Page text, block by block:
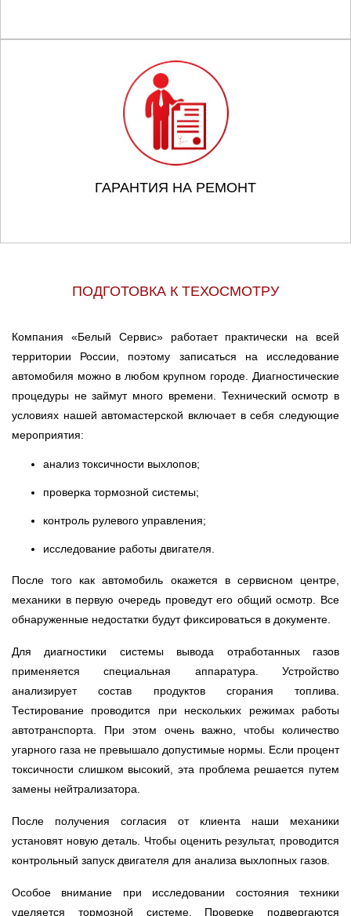
ГАРАНТИЯ НА РЕМОНТ
ПОДГОТОВКА К ТЕХОСМОТРУ
Компания «Белый Сервис» работает практически на всей
территории России, поэтому записаться на исследование
автомобиля можно в любом крупном городе. Диагностические
процедуры не займут много времени. Технический осмотр в
условиях нашей автомастерской включает в себя следующие
мероприятия:
анализ токсичности выхлопов;
проверка тормозной системы;
контроль рулевого управления;
исследование работы двигателя.
После того как автомобиль окажется в сервисном центре,
механики в первую очередь проведут его общий осмотр. Все
обнаруженные недостатки будут фиксироваться в документе.
Для диагностики системы вывода отработанных газов
применяется специальная аппаратура. Устройство
анализирует состав продуктов сгорания топлива.
Тестирование проводится при нескольких режимах работы
автотранспорта. При этом очень важно, чтобы количество
угарного газа не превышало допустимые нормы. Если процент
токсичности слишком высокий, эта проблема решается путем
замены нейтрализатора.
После получения согласия от клиента наши механики
установят новую деталь. Чтобы оценить результат, проводится
контрольный запуск двигателя для анализа выхлопных газов.
Особое внимание при исследовании состояния техники
уделяется тормозной системе. Проверке подвергаются